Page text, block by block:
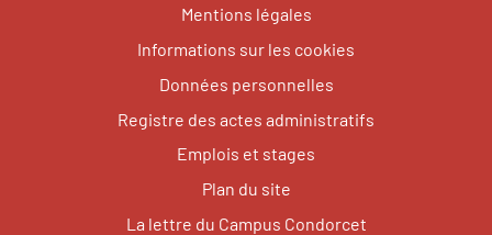
Mentions légales
Informations sur les cookies
Données personnelles
Registre des actes administratifs
Emplois et stages
Plan du site
La lettre du Campus Condorcet